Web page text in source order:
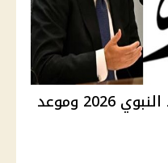
موقف ترحيل إجازة المولد النبوي 2026 وموعد